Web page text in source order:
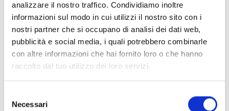
analizzare il nostro traffico. Condividiamo inoltre
informazioni sul modo in cui utilizzi il nostro sito con i
nostri partner che si occupano di analisi dei dati web,
pubblicità e social media, i quali potrebbero combinarle
con altre informazioni che hai fornito loro o che hanno
raccolto dal tuo utilizzo dei loro servizi.
delNecessari